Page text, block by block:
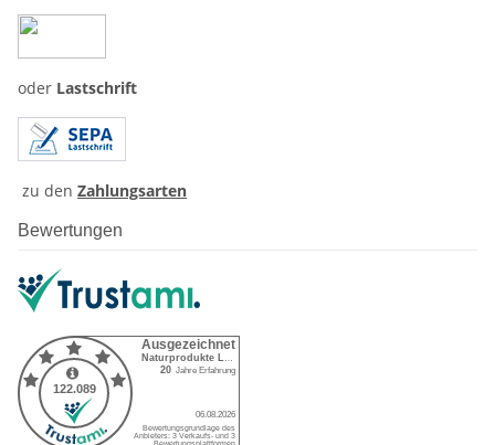
oder Lastschrift
zu den Zahlungsarten
Bewertungen